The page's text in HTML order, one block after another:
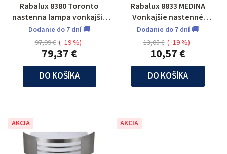
Rabalux 8380 Toronto
nastenna lampa vonkajšia
so senzorom
Dodanie do 7 dní 🚚
79,37 €
97,99 € (–19 %)
DO KOŠÍKA
Rabalux 8833 MEDINA
Vonkajšie nastenné
svietidlo
Dodanie do 7 dní 🚚
10,57 €
13,05 € (–19 %)
DO KOŠÍKA
AKCIA AKCIA